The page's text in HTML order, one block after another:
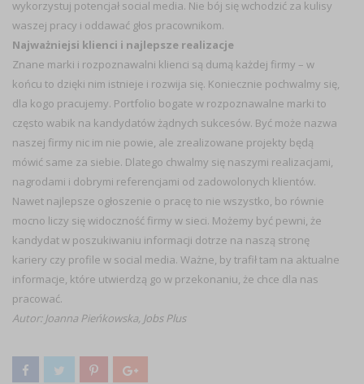
wykorzystuj potencjał social media. Nie bój się wchodzić za kulisy
waszej pracy i oddawać głos pracownikom.
Najważniejsi klienci i najlepsze realizacje
Znane marki i rozpoznawalni klienci są dumą każdej firmy – w
końcu to dzięki nim istnieje i rozwija się. Koniecznie pochwalmy się,
dla kogo pracujemy. Portfolio bogate w rozpoznawalne marki to
często wabik na kandydatów żądnych sukcesów. Być może nazwa
naszej firmy nic im nie powie, ale zrealizowane projekty będą
mówić same za siebie. Dlatego chwalmy się naszymi realizacjami,
nagrodami i dobrymi referencjami od zadowolonych klientów.
Nawet najlepsze ogłoszenie o pracę to nie wszystko, bo równie
mocno liczy się widoczność firmy w sieci. Możemy być pewni, że
kandydat w poszukiwaniu informacji dotrze na naszą stronę
kariery czy profile w social media. Ważne, by trafił tam na aktualne
informacje, które utwierdzą go w przekonaniu, że chce dla nas
pracować.
Autor: Joanna Pieńkowska, Jobs Plus